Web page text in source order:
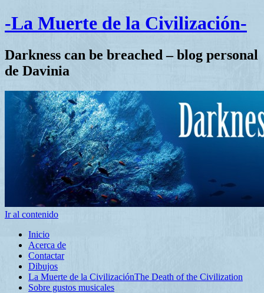
-La Muerte de la Civilización-
Darkness can be breached – blog personal
de Davinia
Ir al contenido
Inicio
Acerca de
Contactar
Dibujos
La Muerte de la CivilizaciónThe Death of the Civilization
Sobre gustos musicales